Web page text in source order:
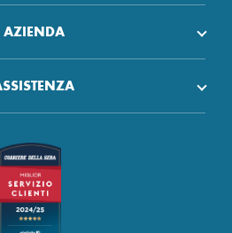
AZIENDA